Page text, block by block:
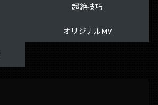
超絶技巧
オリジナルMV